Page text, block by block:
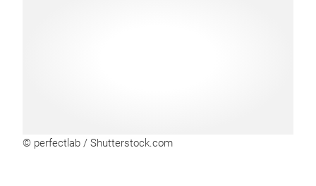
© perfectlab / Shutterstock.com